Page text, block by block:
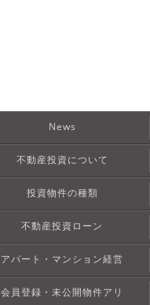
News
不動産投資について
投資物件の種類
不動産投資ローン
アパート・マンション経営
会員登録・未公開物件アリ